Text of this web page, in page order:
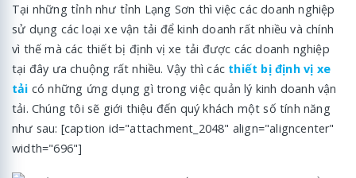
Tại những tỉnh như tỉnh Lạng Sơn thì việc các doanh nghiệp
sử dụng các loại xe vận tải để kinh doanh rất nhiều và chính
vì thế mà các thiết bị định vị xe tải được các doanh nghiệp
tại đây ưa chuộng rất nhiều. Vậy thì các thiết bị định vị xe
tải có những ứng dụng gì trong việc quản lý kinh doanh vận
tải. Chúng tôi sẽ giới thiệu đến quý khách một số tính năng
như sau: [caption id="attachment_2048" align="aligncenter"
width="696"]